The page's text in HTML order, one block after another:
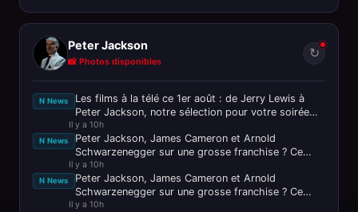
Peter Jackson
📸 Photos disponibles
↻
N News
Les films à la télé ce 1er août : de Jerry Lewis à
Peter Jackson, notre sélection pour votre soirée
ciné
Il y a 10h
N News
Peter Jackson, James Cameron et Arnold
Schwarzenegger sur une grosse franchise ? Ce
n’est pas passé loin !
Il y a 10h
N News
Peter Jackson, James Cameron et Arnold
Schwarzenegger sur une grosse franchise ? Ce
n'est pas passé loin ! - Journal du
Il y a 10h